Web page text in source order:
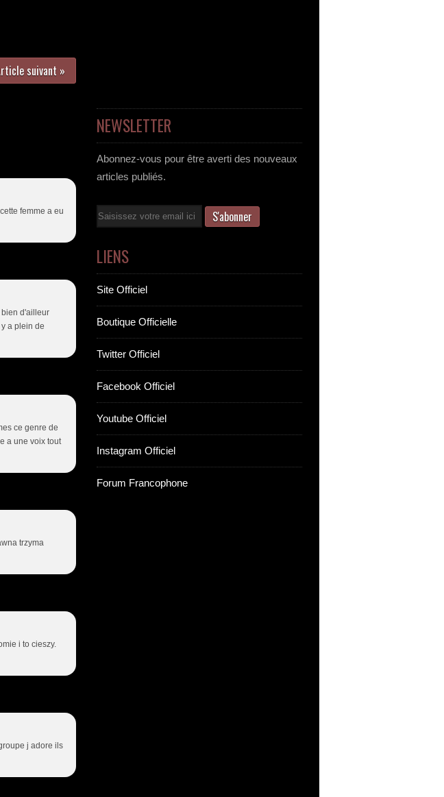
suivant »
femme a eu
bien d'ailleur
a plein de
ce genre de
a une voix tout
trzyma
i to cieszy.
j adore ils
NEWSLETTER
Abonnez-vous pour être averti des nouveaux
articles publiés.
Email
LIENS
Site Officiel
Boutique Officielle
Twitter Officiel
Facebook Officiel
Youtube Officiel
Instagram Officiel
Forum Francophone